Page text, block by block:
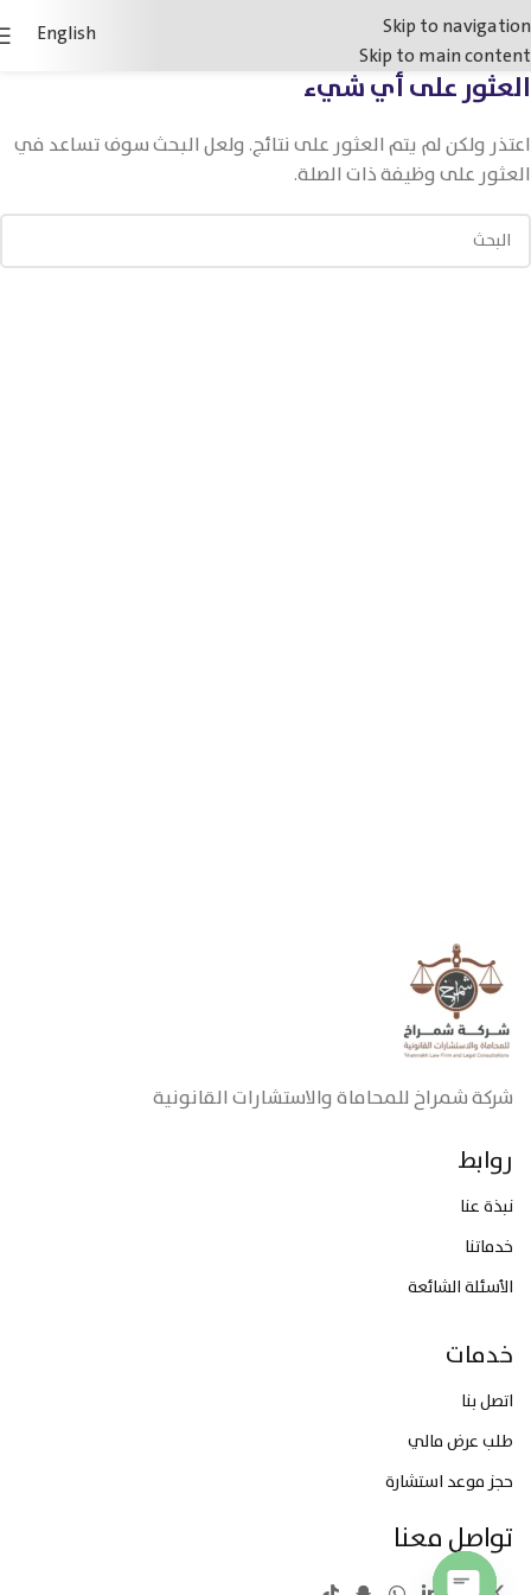
Skip to navigation
Skip to main content
English
العثور على أي شيء
اعتذر ولكن لم يتم العثور على نتائج. ولعل البحث سوف تساعد في
العثور على وظيفة ذات الصلة.
شركة شمراخ للمحاماة والاستشارات القانونية
روابط
نبذة عنا
خدماتنا
الأسئلة الشائعة
خدمات
اتصل بنا
طلب عرض مالي
حجز موعد استشارة
تواصل معنا